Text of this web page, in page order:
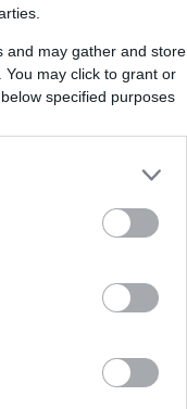
and may gather and store
may click to grant or
specified purposes
a
és